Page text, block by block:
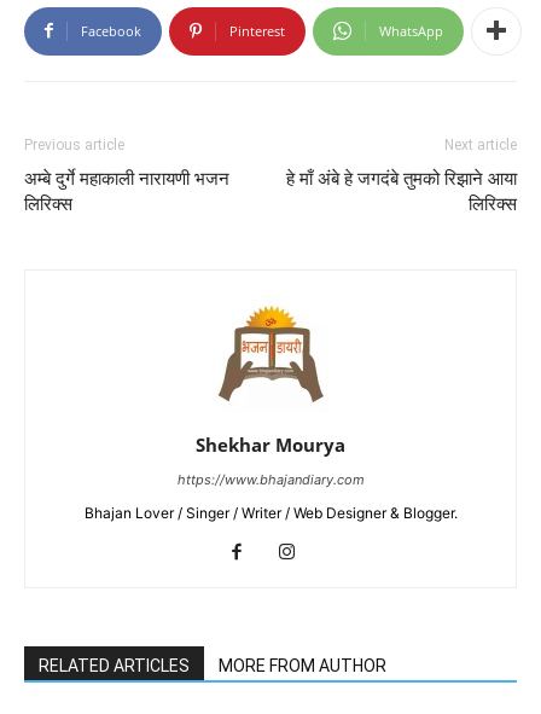
Facebook Pinterest WhatsApp
Previous article
अम्बे दुर्गे महाकाली नारायणी भजन
लिरिक्स
Next article
हे माँ अंबे हे जगदंबे तुमको रिझाने आया
लिरिक्स
Shekhar Mourya
https://www.bhajandiary.com
Bhajan Lover / Singer / Writer / Web Designer & Blogger.
RELATED ARTICLES MORE FROM AUTHOR